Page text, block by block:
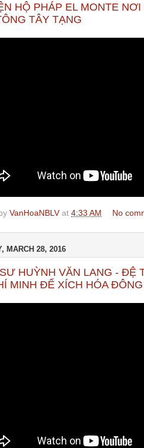
HỘ PHÁP EL MONTE
TÂY TẠNG
VanHoaNBLV at 4:33 AM No
MARCH 28, 2016
HUỲNH VĂN LANG - ĐỆ
MINH ĐỂ XÍCH HÓA